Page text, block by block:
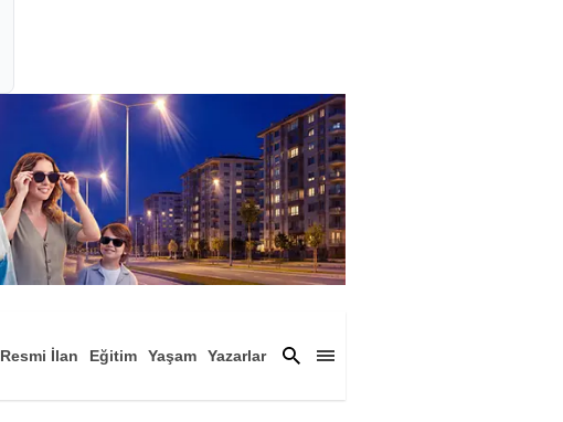
Resmi İlan Eğitim
Yaşam
Yazarlar